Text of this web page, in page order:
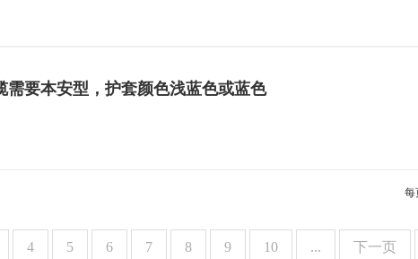
需要本安型，护套颜色浅蓝色或蓝色
每
4 5 6 7 8 9 10 ... 下一页